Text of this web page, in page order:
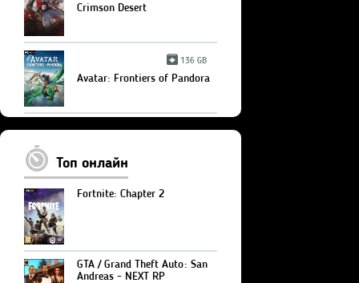
Crimson Desert
136 GB
Avatar: Frontiers of Pandora
Топ онлайн
Fortnite: Chapter 2
GTA / Grand Theft Auto: San
Andreas - NEXT RP